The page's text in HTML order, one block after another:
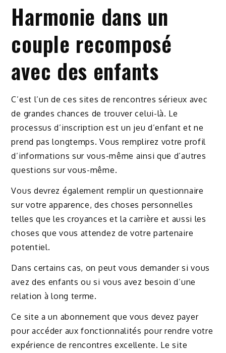
Harmonie dans un
couple recomposé
avec des enfants
C’est l’un de ces sites de rencontres sérieux avec
de grandes chances de trouver celui-là. Le
processus d’inscription est un jeu d’enfant et ne
prend pas longtemps. Vous remplirez votre profil
d’informations sur vous-même ainsi que d’autres
questions sur vous-même.
Vous devrez également remplir un questionnaire
sur votre apparence, des choses personnelles
telles que les croyances et la carrière et aussi les
choses que vous attendez de votre partenaire
potentiel.
Dans certains cas, on peut vous demander si vous
avez des enfants ou si vous avez besoin d’une
relation à long terme.
Ce site a un abonnement que vous devez payer
pour accéder aux fonctionnalités pour rendre votre
expérience de rencontres excellente. Le site